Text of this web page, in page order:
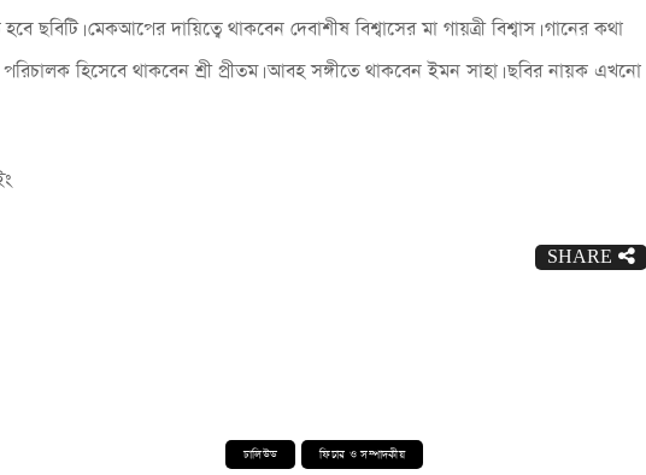
ছবিটি। মেকআপের দায়িত্বে থাকবেন দেবাশীষ বিশ্বাসের মা গায়ত্রী বিশ্বাস। গানের কথা
হিসেবে থাকবেন শ্রী প্রীতম। আবহ সঙ্গীতে থাকবেন ইমন সাহা। ছবির নায়ক এখনো
SHARE
ঢালিউড ফিচার ও সম্পাদকীয়